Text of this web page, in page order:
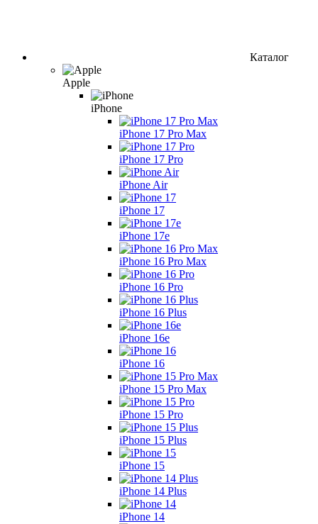
Каталог
Apple
iPhone
iPhone 17 Pro Max
iPhone 17 Pro
iPhone Air
iPhone 17
iPhone 17e
iPhone 16 Pro Max
iPhone 16 Pro
iPhone 16 Plus
iPhone 16e
iPhone 16
iPhone 15 Pro Max
iPhone 15 Pro
iPhone 15 Plus
iPhone 15
iPhone 14 Plus
iPhone 14